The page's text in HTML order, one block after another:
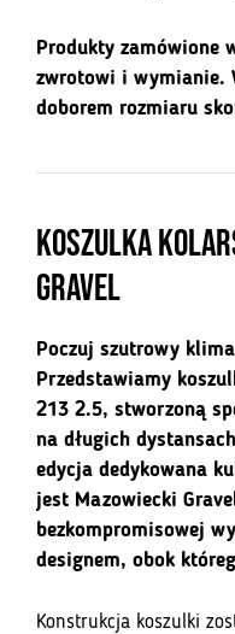
Produkty zamówione
zwrotowi i wymianie.
doborem rozmiaru
Koszulka
Gravel
Poczuj szutrowy
Przedstawiamy
213 2.5, stworzoną
na długich
edycja dedykowana
jest Mazowiecki
bezkompromisowej
designem, obok
Konstrukcja koszulki